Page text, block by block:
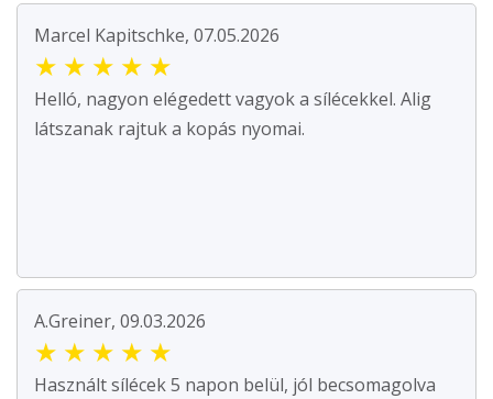
Marcel Kapitschke, 07.05.2026
★ ★ ★ ★ ★
Helló, nagyon elégedett vagyok a sílécekkel. Alig
látszanak rajtuk a kopás nyomai.
A.Greiner, 09.03.2026
★ ★ ★ ★ ★
Használt sílécek 5 napon belül, jól becsomagolva